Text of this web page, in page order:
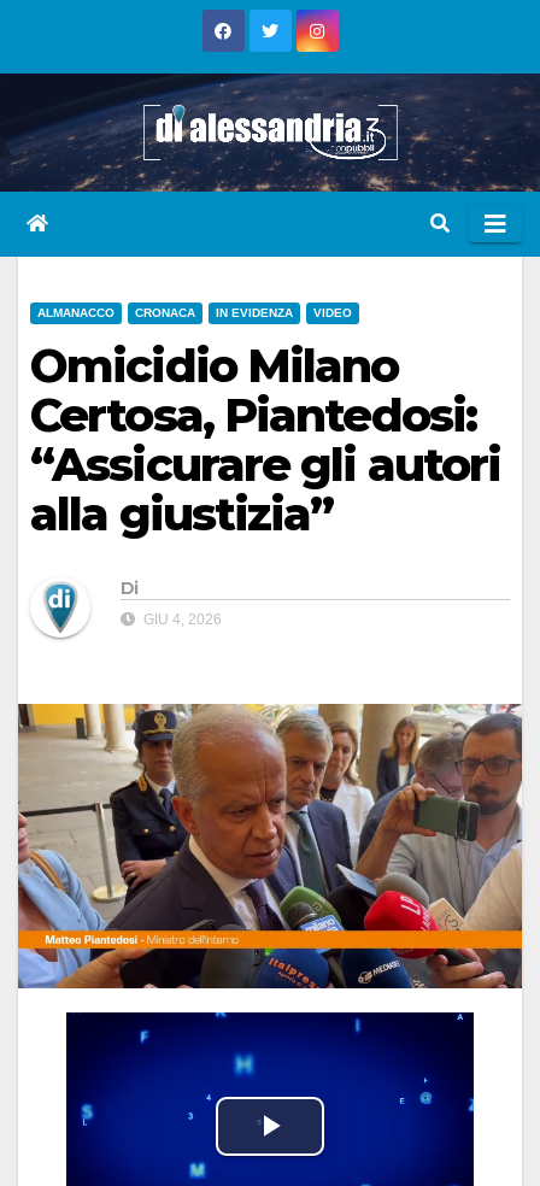
ALMANACCO CRONACA IN EVIDENZA VIDEO
Omicidio Milano
Certosa, Piantedosi:
“Assicurare gli autori
alla giustizia”
Di
GIU 4, 2026
P